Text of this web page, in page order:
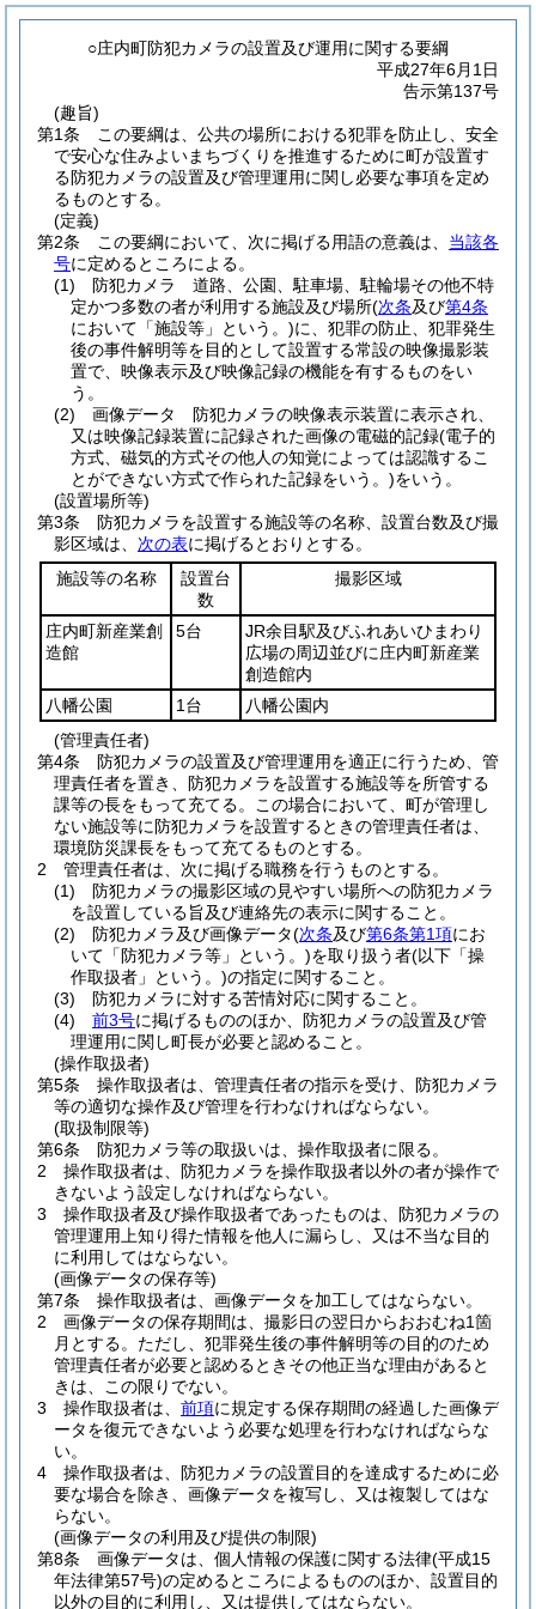
○庄内町防犯カメラの設置及び運用に関する要綱
平成27年6月1日
告示第137号
(趣旨)
第1条
この要綱は、公共の場所における犯罪を防止し、安全
で安心な住みよいまちづくりを推進するために町が設置す
る防犯カメラの設置及び管理運用に関し必要な事項を定め
るものとする。
(定義)
第2条
この要綱において、次に掲げる用語の意義は、 当該各
号に定めるところによる。
(1)
防犯カメラ 道路、公園、駐車場、駐輪場その他不特
定かつ多数の者が利用する施設及び場所(次条及び第4条
において「施設等」という。)に、犯罪の防止、犯罪発生
後の事件解明等を目的として設置する常設の映像撮影装
置で、映像表示及び映像記録の機能を有するものをい
う。
(2)
画像データ 防犯カメラの映像表示装置に表示され、
又は映像記録装置に記録された画像の電磁的記録(電子的
方式、磁気的方式その他人の知覚によっては認識するこ
とができない方式で作られた記録をいう。)をいう。
(設置場所等)
第3条
防犯カメラを設置する施設等の名称、設置台数及び撮
影区域は、 次の表に掲げるとおりとする。
施設等の名称
設置台
数
撮影区域
庄内町新産業創
造館
5台
JR余目駅及びふれあいひまわり
広場の周辺並びに庄内町新産業
創造館内
八幡公園
1台
八幡公園内
(管理責任者)
第4条
防犯カメラの設置及び管理運用を適正に行うため、管
理責任者を置き、防犯カメラを設置する施設等を所管する
課等の長をもって充てる。
この場合において、町が管理し
ない施設等に防犯カメラを設置するときの管理責任者は、
環境防災課長をもって充てるものとする。
2
管理責任者は、次に掲げる職務を行うものとする。
(1)
防犯カメラの撮影区域の見やすい場所への防犯カメラ
を設置している旨及び連絡先の表示に関すること。
(2)
防犯カメラ及び画像データ(次条及び第6条第1項にお
いて「防犯カメラ等」という。)を取り扱う者(以下「操
作取扱者」という。)の指定に関すること。
(3)
防犯カメラに対する苦情対応に関すること。
(4)
前3号に掲げるもののほか、防犯カメラの設置及び管
理運用に関し町長が必要と認めること。
(操作取扱者)
第5条
操作取扱者は、管理責任者の指示を受け、防犯カメラ
等の適切な操作及び管理を行わなければならない。
(取扱制限等)
第6条
防犯カメラ等の取扱いは、操作取扱者に限る。
2
操作取扱者は、防犯カメラを操作取扱者以外の者が操作で
きないよう設定しなければならない。
3
操作取扱者及び操作取扱者であったものは、防犯カメラの
管理運用上知り得た情報を他人に漏らし、又は不当な目的
に利用してはならない。
(画像データの保存等)
第7条
操作取扱者は、画像データを加工してはならない。
2
画像データの保存期間は、撮影日の翌日からおおむね1箇
月とする。 ただし、犯罪発生後の事件解明等の目的のため
管理責任者が必要と認めるときその他正当な理由があると
きは、この限りでない。
3
操作取扱者は、 前項に規定する保存期間の経過した画像デ
ータを復元できないよう必要な処理を行わなければならな
い。
4
操作取扱者は、防犯カメラの設置目的を達成するために必
要な場合を除き、画像データを複写し、又は複製してはな
らない。
(画像データの利用及び提供の制限)
第8条
画像データは、個人情報の保護に関する法律(平成15
年法律第57号)の定めるところによるもののほか、設置目的
以外の目的に利用し、又は提供してはならない。